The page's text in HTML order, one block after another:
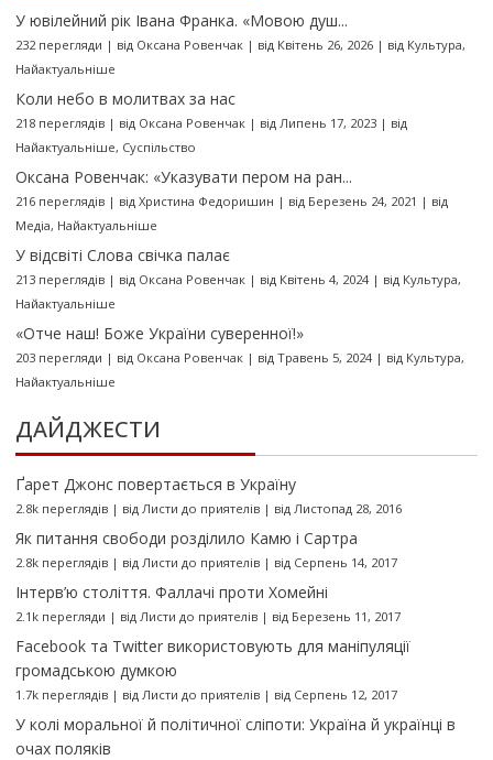
У ювілейний рік Івана Франка. «Мовою душ...
232 перегляди | від Оксана Ровенчак| від Квітень 26, 2026| від Культура,
Найактуальніше
Коли небо в молитвах за нас
218 переглядів| від Оксана Ровенчак| від Липень 17, 2023| від
Найактуальніше, Суспільство
Оксана Ровенчак: «Указувати пером на ран...
216 переглядів| від Христина Федоришин | від Березень 24, 2021 | від
Медіа, Найактуальніше
У відсвіті Слова свічка палає
213 переглядів| від Оксана Ровенчак| від Квітень 4, 2024| від Культура,
Найактуальніше
«Отче наш! Боже України суверенної!»
203 перегляди | від Оксана Ровенчак| від Травень 5, 2024| від Культура,
Найактуальніше
ДАЙДЖЕСТИ
Ґарет Джонс повертається в Україну
2.8k переглядів| від Листи до приятелів| від Листопад 28, 2016
Як питання свободи розділило Камю і Сартра
2.8k переглядів| від Листи до приятелів| від Серпень 14, 2017
Інтерв’ю століття. Фаллачі проти Хомейні
2.1k перегляди | від Листи до приятелів| від Березень 11, 2017
Facebook та Twitter використовують для маніпуляції
громадською думкою
1.7k переглядів| від Листи до приятелів| від Серпень 12, 2017
У колі моральної й політичної сліпоти: Україна й українці в
очах поляків